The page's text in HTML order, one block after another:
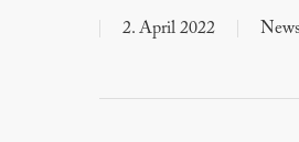
2. April 2022 News